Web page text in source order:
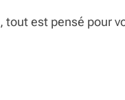
tout est pensé pour